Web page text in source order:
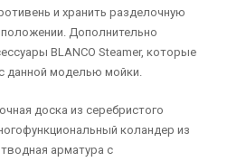
и хранить разделочную
Дополнительно
BLANCO Steamer, которые
данной моделью мойки.
доска из серебристого
коландер из
арматура с